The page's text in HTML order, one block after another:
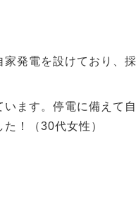
発電を設けており、
ます。停電に備えて
！（30代女性）